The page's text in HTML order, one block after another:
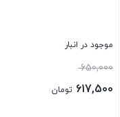
موجود در انبار
650,000قیمت
اصلی:617,500 تومان